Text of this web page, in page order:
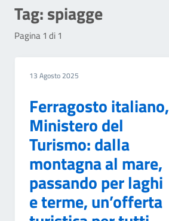
Tag:spiagge
Pagina 1 di 1
13 Agosto 2025
Ferragosto italiano,
Ministero del
Turismo: dalla
montagna al mare,
passando per laghi
e terme, un’offerta